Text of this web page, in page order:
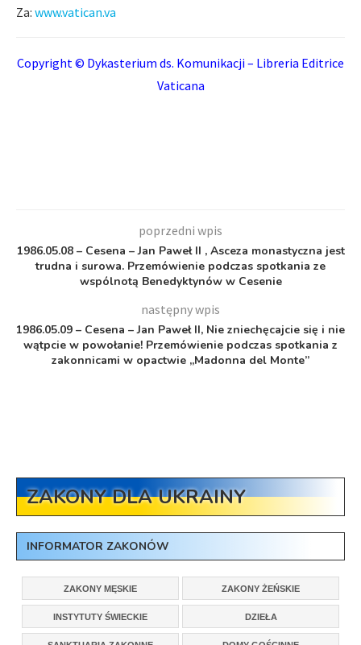
Za: www.vatican.va
Copyright © Dykasterium ds. Komunikacji – Libreria Editrice
Vaticana
poprzedni wpis
1986.05.08 – Cesena – Jan Paweł II , Asceza monastyczna jest
trudna i surowa. Przemówienie podczas spotkania ze
wspólnotą Benedyktynów w Cesenie
następny wpis
1986.05.09 – Cesena – Jan Paweł II, Nie zniechęcajcie się i nie
wątpcie w powołanie! Przemówienie podczas spotkania z
zakonnicami w opactwie „Madonna del Monte”
ZAKONY DLA UKRAINY
INFORMATOR ZAKONÓW
ZAKONY MĘSKIE ZAKONY ŻEŃSKIE
INSTYTUTY ŚWIECKIE DZIEŁA